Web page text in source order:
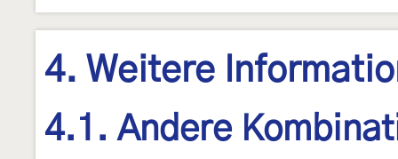
4. Weitere
4.1. Andere